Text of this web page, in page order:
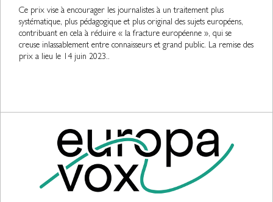
Ce prix vise à encourager les journalistes à un traitement plus
systématique, plus pédagogique et plus original des sujets européens,
contribuant en cela à réduire « la fracture européenne », qui se
creuse inlassablement entre connaisseurs et grand public. La remise des
prix a lieu le 14 juin 2023..